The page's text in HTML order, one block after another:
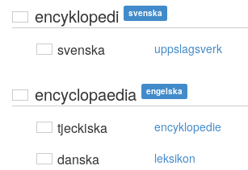
encyklopedi svenska
svenska uppslagsverk
encyclopaedia engelska
tjeckiska encyklopedie
danska leksikon